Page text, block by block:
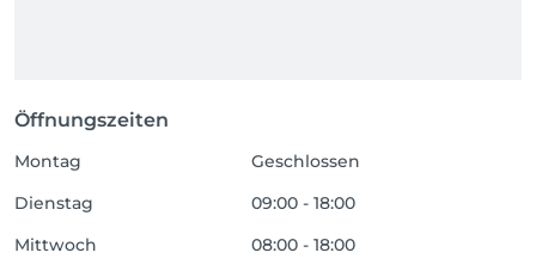
Öffnungszeiten
Montag
Geschlossen
Dienstag
09:00 - 18:00
Mittwoch
08:00 - 18:00